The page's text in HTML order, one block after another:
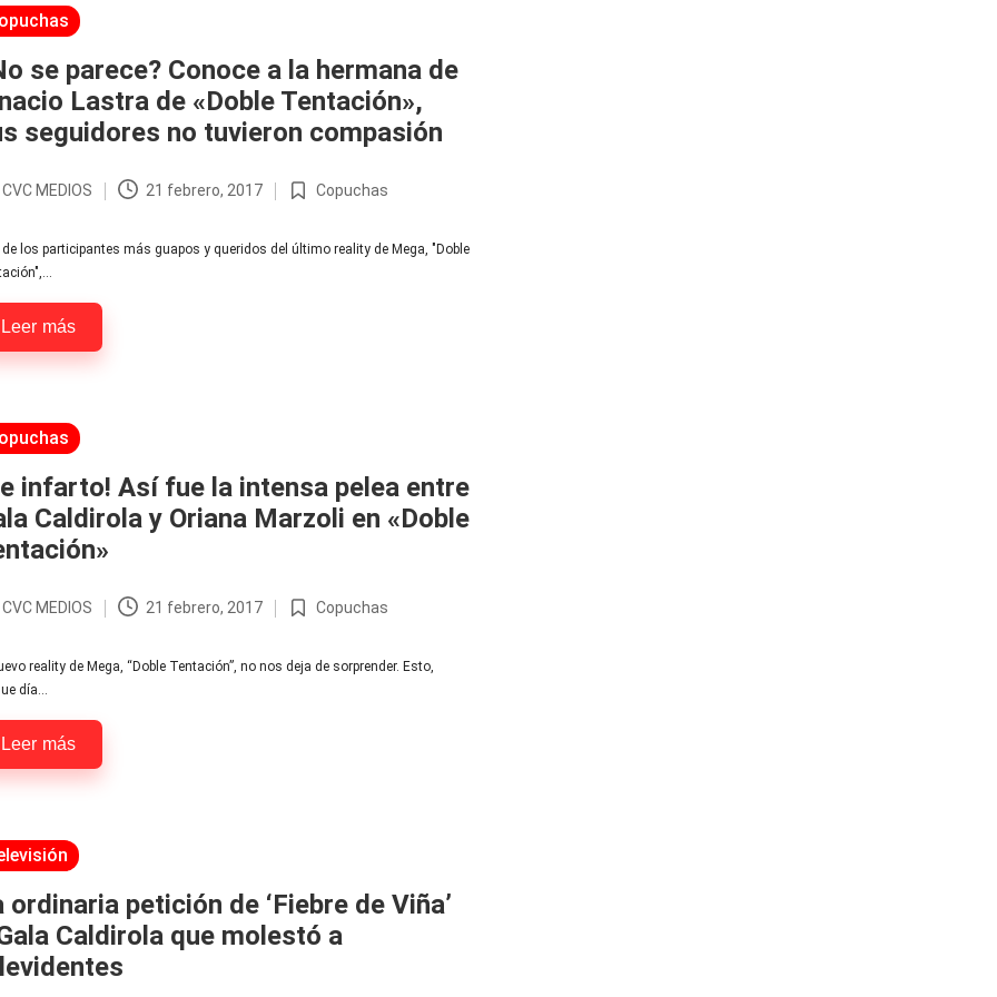
se parece? Conoce a la hermana de
Lastra de «Doble Tentación»,
seguidores no tuvieron compasión
CVC MEDIOS 21 febrero, 2017
Publicada
Copuchas
de los participantes más guapos y queridos del último reality de Mega, "Doble
Leer más
infarto! Así fue la intensa pelea entre
Caldirola y Oriana Marzoli en «Doble
CVC MEDIOS 21 febrero, 2017
Publicada
Copuchas
reality de Mega, “Doble Tentación”, no nos deja de sorprender. Esto,
día…
Leer más
ordinaria petición de ‘Fiebre de Viña’
Caldirola que molestó a